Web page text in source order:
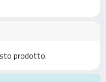
prodotto.